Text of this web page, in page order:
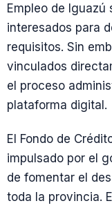
Empleo de
interesados para
requisitos. Sin
vinculados
el proceso
plataforma digital.
El Fondo de
impulsado por el
de fomentar el
toda la provincia.